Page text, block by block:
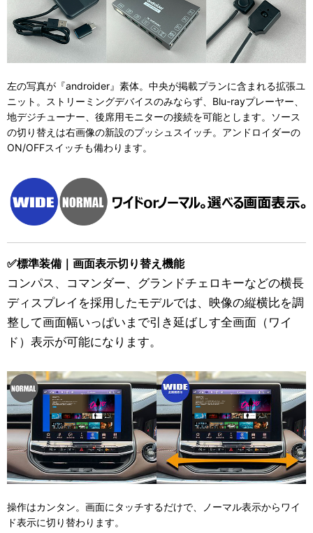
左の写真が『androider』素体。中央が掲載プランに含まれる拡張ユ
ニット。ストリーミングデバイスのみならず、Blu-rayプレーヤー、
地デジチューナー、後席用モニターの接続を可能とします。ソース
の切り替えは右画像の新設のプッシュスイッチ。アンドロイダーの
ON/OFFスイッチも備わります。
✅標準装備｜画面表示切り替え機能
コンパス、コマンダー、グランドチェロキーなどの横長
ディスプレイを採用したモデルでは、映像の縦横比を調
整して画面幅いっぱいまで引き延ばしす全画面（ワイ
ド）表示が可能になります。
操作はカンタン。画面にタッチするだけで、ノーマル表示からワイ
ド表示に切り替わります。